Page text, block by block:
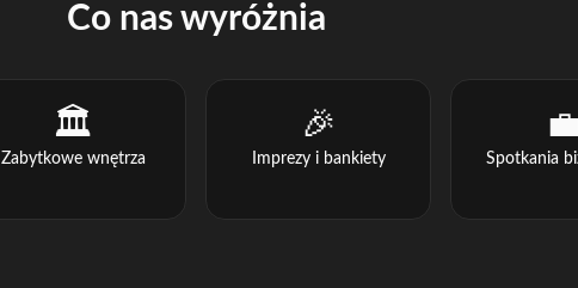
Co nas wyróżnia
🏛️
Zabytkowe wnętrza
🎉
Imprezy i bankiety Spotkania